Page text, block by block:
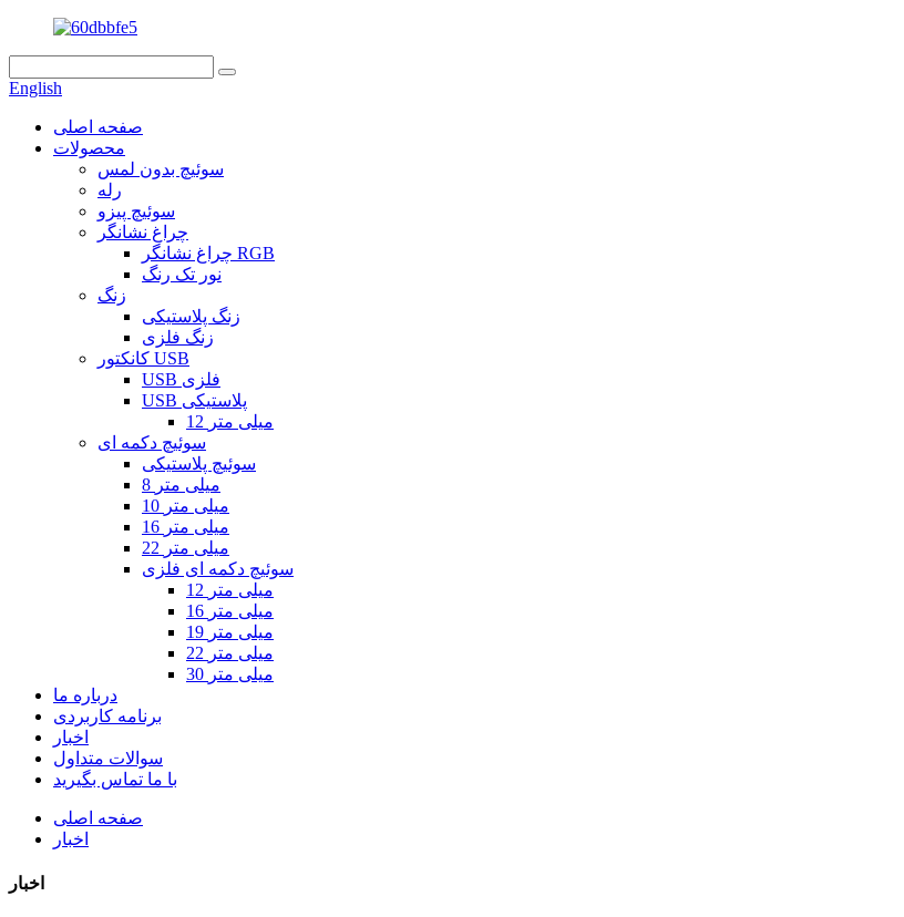
English
صفحه اصلی
محصولات
سوئیچ بدون لمس
رله
سوئیچ پیزو
چراغ نشانگر
چراغ نشانگر RGB
نور تک رنگ
زنگ
زنگ پلاستیکی
زنگ فلزی
کانکتور USB
USB فلزی
USB پلاستیکی
12 میلی متر
سوئیچ دکمه ای
سوئیچ پلاستیکی
8 میلی متر
10 میلی متر
16 میلی متر
22 میلی متر
سوئیچ دکمه ای فلزی
12 میلی متر
16 میلی متر
19 میلی متر
22 میلی متر
30 میلی متر
درباره ما
برنامه کاربردی
اخبار
سوالات متداول
با ما تماس بگیرید
صفحه اصلی
اخبار
اخبار